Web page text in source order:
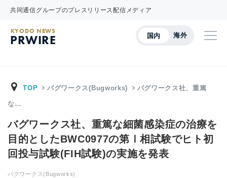
共同通信グループのプレスリリース配信メディア
国内 海外
KYODO NEWS
PRWIRE
TOP バグワークス(Bugworks) バグワークス社、重篤
な…
バグワークス社、重篤な細菌感染症の治療を
目的としたBWC0977の第Ⅰ相試験でヒト初
回投与試験(FIH試験)の実施を発表
バグワークス(Bugworks)